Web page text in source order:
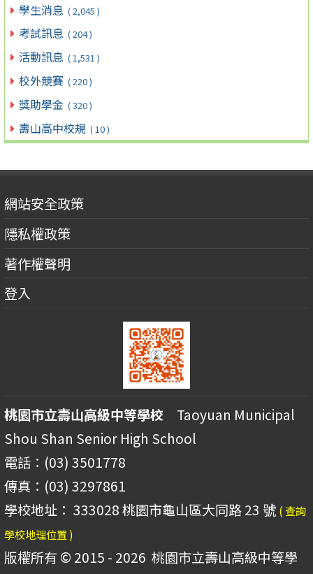
學生消息 ( 2,045 )
考試訊息 ( 204 )
活動訊息 ( 1,531 )
校外競賽 ( 220 )
獎助學金 ( 320 )
壽山高中校規 ( 10 )
網站安全政策
隱私權政策
著作權聲明
登入
桃園市立壽山高級中等學校 Taoyuan Municipal
Shou Shan Senior High School
電話：(03) 3501778
傳真：(03) 3297861
學校地址： 333028 桃園市龜山區大同路 23 號 ( 查詢
學校地理位置 )
版權所有 © 2015 - 2026 桃園市立壽山高級中等學